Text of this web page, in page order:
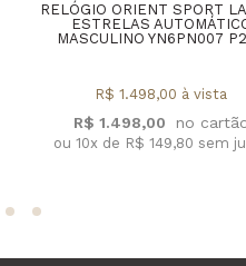
RELÓGIO ORIENT SPORT
ESTRELAS
MASCULINO YN6PN007
R$ 1.498,00
R$ 1.498,00 à vista
ou 10x de R$ 149,80 sem